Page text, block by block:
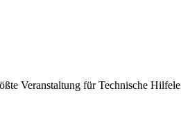
Veranstaltung für Technische